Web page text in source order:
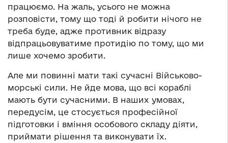
працюємо. На жаль, усього не можна
розповісти, тому що тоді й робити нічого не
треба буде, адже противник відразу
відпрацьовуватиме протидію по тому, що ми
лише хочемо зробити.
Але ми повинні мати такі сучасні Військово-
морські сили. Не йде мова, що всі кораблі
мають бути сучасними. В наших умовах,
передусім, це стосується професійної
підготовки і вміння особового складу діяти,
приймати рішення та виконувати їх.